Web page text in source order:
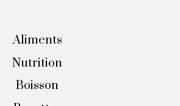
Aliments
Nutrition
Boisson